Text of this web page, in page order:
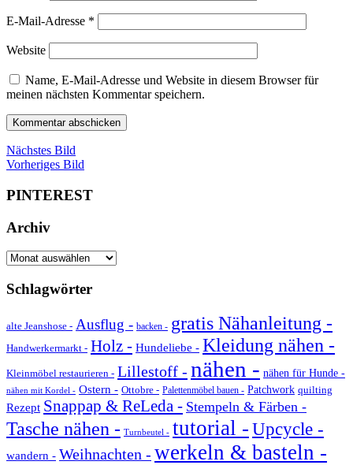
E-Mail-Adresse *
Website
Name, E-Mail-Adresse und Website in diesem Browser für
meinen nächsten Kommentar speichern.
Nächstes Bild
Vorheriges Bild
PINTEREST
Archiv
Archiv
Schlagwörter
alte Jeanshose - Ausflug - backen - gratis Nähanleitung -
Handwerkermarkt - Holz - Hundeliebe - Kleidung nähen -
Kleinmöbel restaurieren - Lillestoff - nähen - nähen für Hunde -
nähen mit Kordel - Ostern - Ottobre - Palettenmöbel bauen - Patchwork quilting
Rezept Snappap & ReLeda - Stempeln & Färben -
Tasche nähen - Turnbeutel - tutorial -Upcycle -
wandern - Weihnachten - werkeln & basteln -